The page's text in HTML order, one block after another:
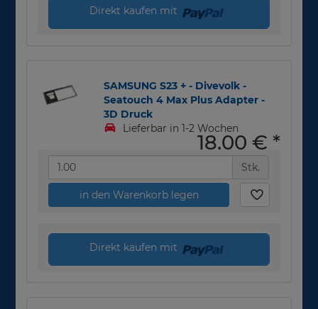
Direkt kaufen mit
SAMSUNG S23 + - Divevolk -
Seatouch 4 Max Plus Adapter -
3D Druck
Lieferbar in 1-2 Wochen
18,00 € *
Stk.
in den Warenkorb legen
Direkt kaufen mit